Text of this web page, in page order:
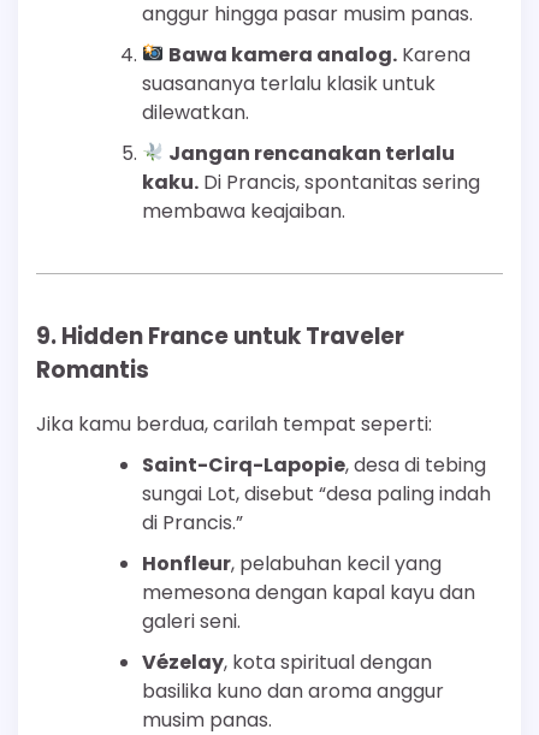
anggur hingga pasar musim panas.
Bawa kamera analog. Karena
suasananya terlalu klasik untuk
dilewatkan.
Jangan rencanakan terlalu
kaku. Di Prancis, spontanitas sering
membawa keajaiban.
9. Hidden France untuk Traveler
Romantis
Jika kamu berdua, carilah tempat seperti:
Saint-Cirq-Lapopie, desa di tebing
sungai Lot, disebut “desa paling indah
di Prancis.”
Honfleur, pelabuhan kecil yang
memesona dengan kapal kayu dan
galeri seni.
Vézelay, kota spiritual dengan
basilika kuno dan aroma anggur
musim panas.